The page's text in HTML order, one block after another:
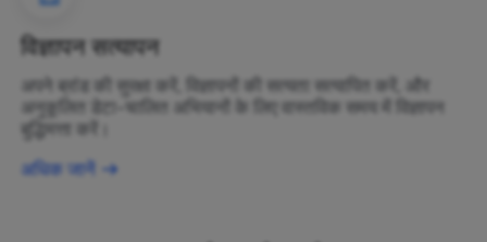
विज्ञापन सत्यापन
अपने ब्रांड की सुरक्षा करें, विज्ञापनों की सत्यता सत्यापित करें, और
अनुकूलित डेटा-चालित अभियानों के लिए वास्तविक समय में विज्ञापन
बुद्धिमत्ता करें।
अधिक जानें